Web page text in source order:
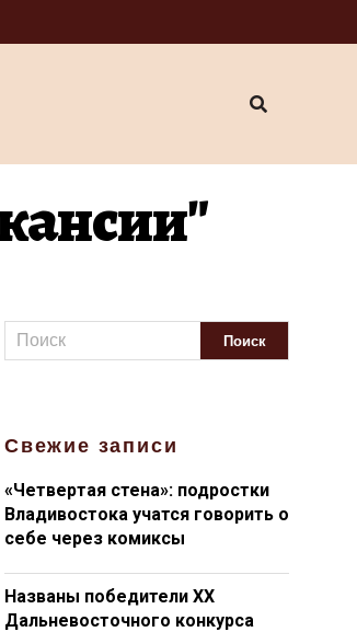
Свежие записи
«Четвертая стена»: подростки
Владивостока учатся говорить о
себе через комиксы
Названы победители XX
Дальневосточного конкурса